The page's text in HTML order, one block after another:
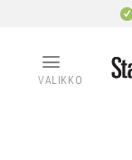
VALIKKO